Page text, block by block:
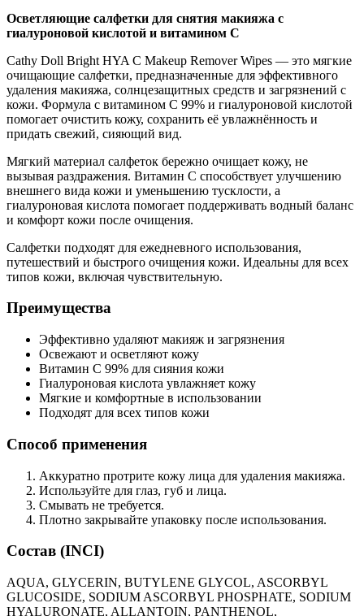
Осветляющие салфетки для снятия макияжа с
гиалуроновой кислотой и витамином C
Cathy Doll Bright HYA C Makeup Remover Wipes — это мягкие
очищающие салфетки, предназначенные для эффективного
удаления макияжа, солнцезащитных средств и загрязнений с
кожи. Формула с витамином C 99% и гиалуроновой кислотой
помогает очистить кожу, сохранить её увлажнённость и
придать свежий, сияющий вид.
Мягкий материал салфеток бережно очищает кожу, не
вызывая раздражения. Витамин C способствует улучшению
внешнего вида кожи и уменьшению тусклости, а
гиалуроновая кислота помогает поддерживать водный баланс
и комфорт кожи после очищения.
Салфетки подходят для ежедневного использования,
путешествий и быстрого очищения кожи. Идеальны для всех
типов кожи, включая чувствительную.
Преимущества
Эффективно удаляют макияж и загрязнения
Освежают и осветляют кожу
Витамин C 99% для сияния кожи
Гиалуроновая кислота увлажняет кожу
Мягкие и комфортные в использовании
Подходят для всех типов кожи
Способ применения
Аккуратно протрите кожу лица для удаления макияжа.
Используйте для глаз, губ и лица.
Смывать не требуется.
Плотно закрывайте упаковку после использования.
Состав (INCI)
AQUA, GLYCERIN, BUTYLENE GLYCOL, ASCORBYL
GLUCOSIDE, SODIUM ASCORBYL PHOSPHATE, SODIUM
HYALURONATE, ALLANTOIN, PANTHENOL,